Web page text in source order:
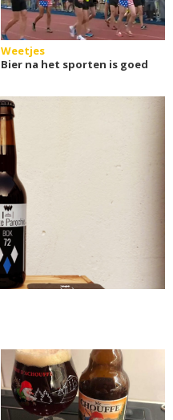
Weetjes
Bier na het sporten is goed